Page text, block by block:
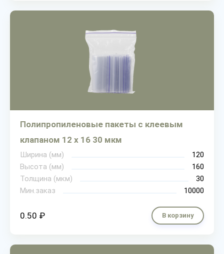
Полипропиленовые пакеты с клеевым
клапаном 12 х 16 30 мкм
Ширина (мм)
120
Высота (мм)
160
Толщина (мкм)
30
Мин.заказ
10000
0.50 ₽ В корзину